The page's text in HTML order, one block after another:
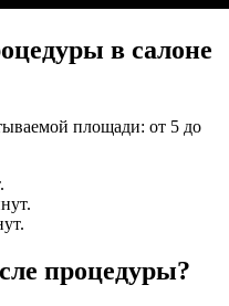
в салоне
площади: от 5 до
процедуры?